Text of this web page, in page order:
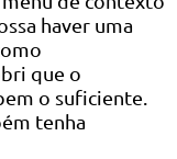
haver uma
que o
o suficiente.
tenha